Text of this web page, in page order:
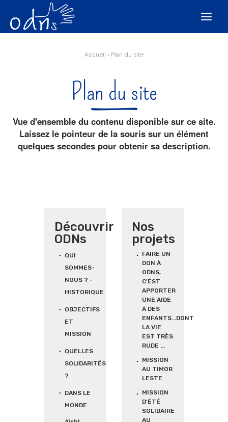

Accueil › Plan du site
Plan du site
Vue d'ensemble du contenu disponible sur ce site.
Laissez le pointeur de la souris sur un élément
quelques secondes pour obtenir sa description.
Découvrir
ODNs
QUI
SOMMES-
NOUS ? -
HISTORIQUE
OBJECTIFS
ET
MISSION
QUELLES
SOLIDARITÉS
?
DANS LE
MONDE
Nos
projets
FAIRE UN
DON À
ODNS,
C'EST
APPORTER
UNE AIDE
À DES
ENFANTS...DONT
LA VIE
EST TRÈS
RUDE ...
MISSION
AU TIMOR
LESTE
MISSION
D'ÉTÉ
SOLIDAIRE
AU